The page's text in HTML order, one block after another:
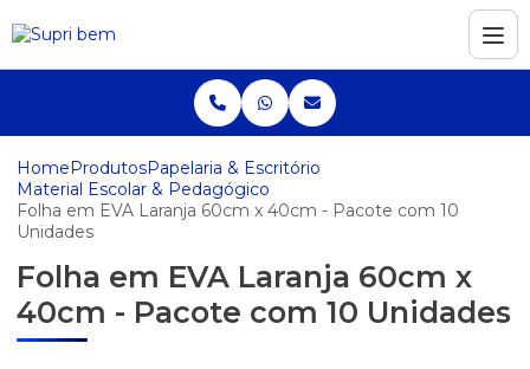
HomeProdutosPapelaria & Escritório
Material Escolar & Pedagógico
Folha em EVA Laranja 60cm x 40cm - Pacote com 10
Unidades
Folha em EVA Laranja 60cm x
40cm - Pacote com 10 Unidades